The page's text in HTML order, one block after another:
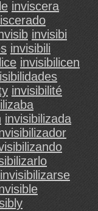
inviscera
invisibi
invisibili
invisibilicen
invisibilité
invisibilizada
invisibilizarse